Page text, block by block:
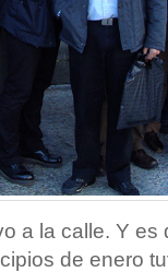
a la calle. Y es
de enero